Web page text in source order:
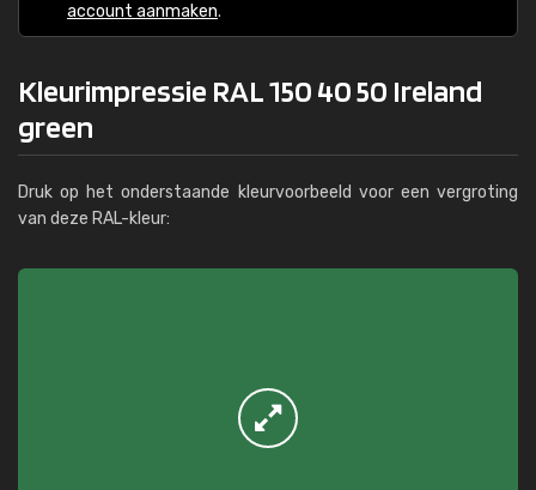
account aanmaken.
Kleurimpressie RAL 150 40 50 Ireland
green
Druk op het onderstaande kleurvoorbeeld voor een vergroting
van deze RAL-kleur: